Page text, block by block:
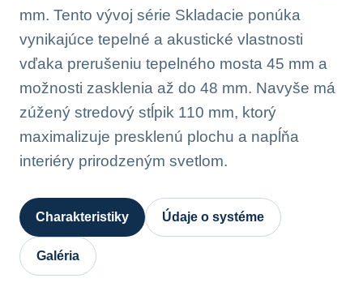
mm. Tento vývoj série Skladacie ponúka
vynikajúce tepelné a akustické vlastnosti
vďaka prerušeniu tepelného mosta 45 mm a
možnosti zasklenia až do 48 mm. Navyše má
zúžený stredový stĺpik 110 mm, ktorý
maximalizuje presklenú plochu a napĺňa
interiéry prirodzeným svetlom.
Charakteristiky Údaje o systéme
Galéria